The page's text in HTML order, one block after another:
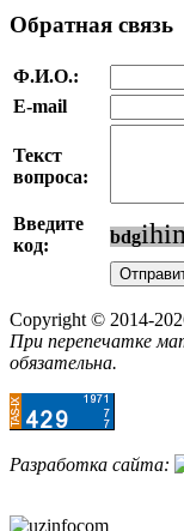
Обратная связь
Ф.И.О.:
E-mail
Текст
вопроса:
Введите
код:
bdgihi
Copyright © 2014-
При перепечатке
обязательна.
Разработка сайта: